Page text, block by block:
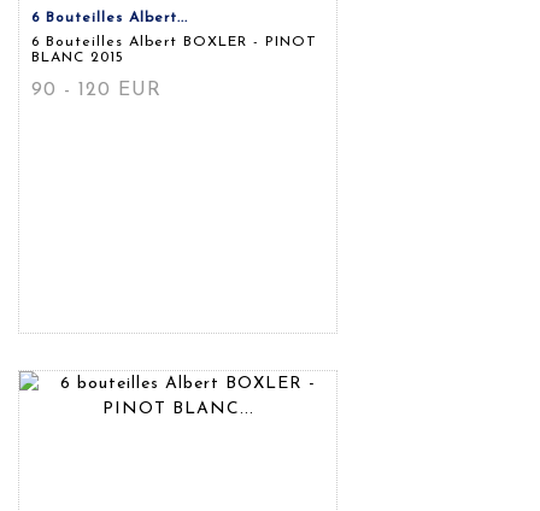
6 Bouteilles Albert...
6 Bouteilles Albert BOXLER - PINOT
BLANC 2015
90 - 120 EUR